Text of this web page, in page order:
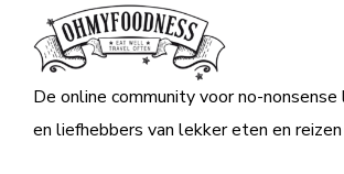
De online community voor no-
en liefhebbers van lekker eten en reizen